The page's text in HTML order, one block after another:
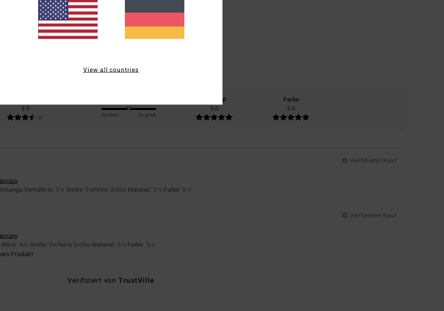
Durchschnittliche Bewertung
5.0
50% unserer Kunden empfehlen dieses Produkt
Leistungs-Verhältnis
3.5
Zu klein Zu groß
Material
5.0
Farbe
5.0
Verifizierter Kauf
Verhältnis: 3/5 Größe: Perfekte Größe Material: 5 /5 Farbe: 5/5
Verifizierter Kauf
: 4/5 Größe: Perfekte Größe Material: 5/5 Farbe: 5/5
Produkt
Verifiziert vonTrustVille
View all countries